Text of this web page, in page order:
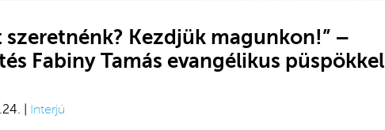
szeretnénk? Kezdjük magunkon!” –
Fabiny Tamás evangélikus püspökkel
| Interjú